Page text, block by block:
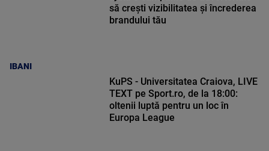
IBANI
să crești vizibilitatea și încrederea
brandului tău
KuPS - Universitatea Craiova, LIVE
TEXT pe Sport.ro, de la 18:00:
oltenii luptă pentru un loc în
Europa League